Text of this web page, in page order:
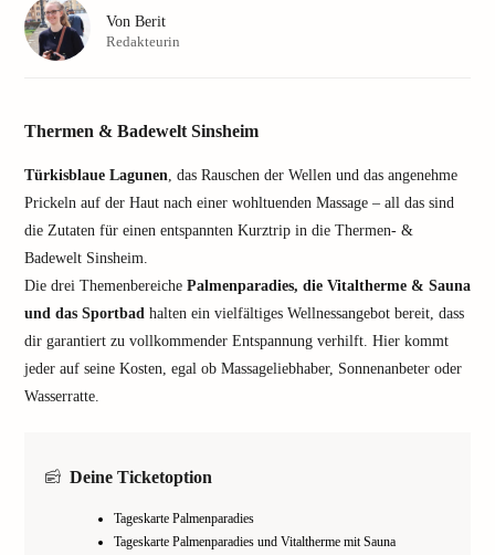
Thermen & Badewelt Sinsheim
Türkisblaue Lagunen, das Rauschen der Wellen und das angenehme
Prickeln auf der Haut nach einer wohltuenden Massage – all das sind
die Zutaten für einen entspannten Kurztrip in die Thermen- &
Badewelt Sinsheim.
Die drei Themenbereiche Palmenparadies, die Vitaltherme & Sauna
und das Sportbad halten ein vielfältiges Wellnessangebot bereit, dass
dir garantiert zu vollkommender Entspannung verhilft. Hier kommt
jeder auf seine Kosten, egal ob Massageliebhaber, Sonnenanbeter oder
Wasserratte.
Deine Ticketoption
Tageskarte Palmenparadies
Tageskarte Palmenparadies und Vitaltherme mit Sauna
Von Berit
Redakteurin